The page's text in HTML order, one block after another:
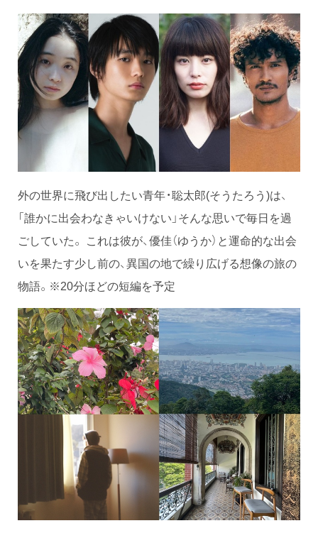
外の世界に飛び出したい青年・聡太郎(そうたろう)は、
「誰かに出会わなきゃいけない」そんな思いで毎日を過
ごしていた。 これは彼が、優佳（ゆうか）と運命的な出会
いを果たす少し前の、異国の地で繰り広げる想像の旅の
物語。※20分ほどの短編を予定